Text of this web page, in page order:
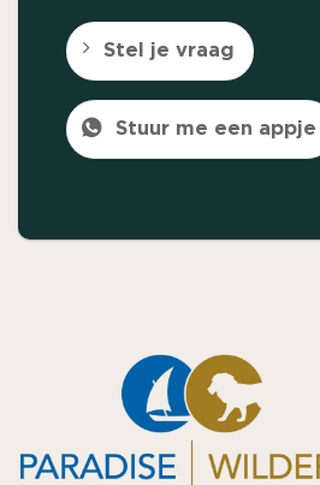
Stel je vraag
Stuur me een appje